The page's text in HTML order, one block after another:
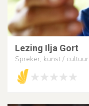
Lezing Ilja Gort
Spreker, kunst / cultuur